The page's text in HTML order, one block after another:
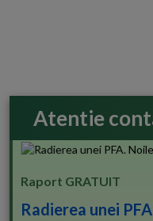
Atentie
Raport GRATUIT
Radierea unei